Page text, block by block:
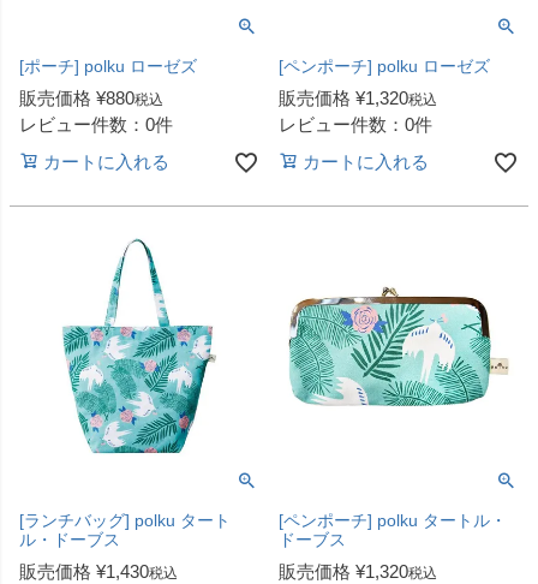
[ポーチ] polku ローゼズ
販売価格 ¥880税込
レビュー件数：0件
カートに入れる
[ペンポーチ] polku ローゼズ
販売価格 ¥1,320税込
レビュー件数：0件
カートに入れる
[ランチバッグ] polku タート
ル・ドーブス
販売価格 ¥1,430税込
[ペンポーチ] polku タートル・
ドーブス
販売価格 ¥1,320税込